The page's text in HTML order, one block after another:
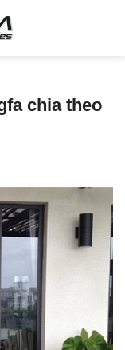
chia theo